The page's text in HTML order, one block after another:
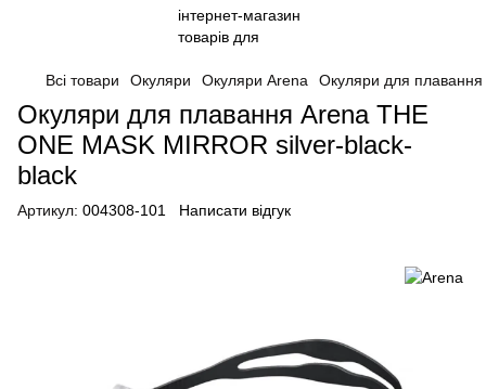
Всі товари Окуляри Окуляри Arena Oкуляри для
Oкуляри для плавання Arena THE
ONE MASK MIRROR silver-black-
black
Артикул: 004308-101 Написати відгук